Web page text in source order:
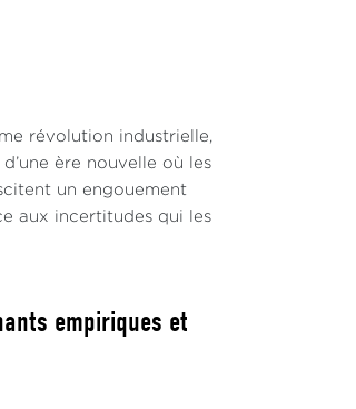
révolution industrielle,
ère nouvelle où les
un engouement
aux incertitudes qui les
empiriques et